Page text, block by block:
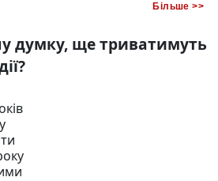
Більше >>
думку, ще триватимуть